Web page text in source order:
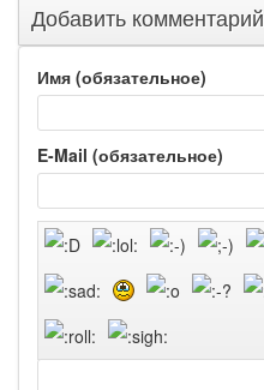
Добавить комментарий
Имя (обязательное)
E-Mail (обязательное)